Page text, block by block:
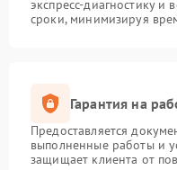
экспресс-диагностику и
сроки, минимизируя
Гарантия на
Предоставляется
выполненные работы и
защищает клиента от